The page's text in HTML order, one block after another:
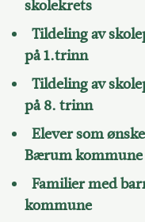
skolekrets
Tildeling av
på 1.trinn
Tildeling av
på 8. trinn
Elever som
Bærum kommune
Familier med
kommune